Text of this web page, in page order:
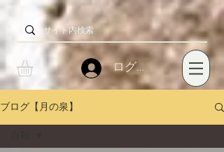
ログイン
ブログ【月の泉】